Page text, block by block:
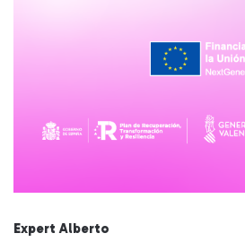
Expert Alberto